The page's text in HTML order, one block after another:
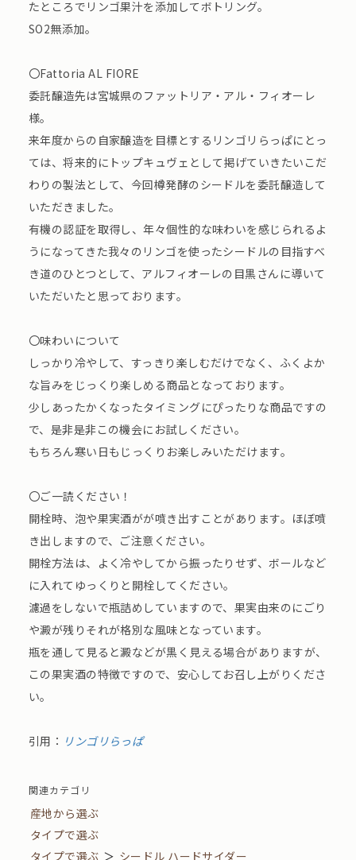
たところでリンゴ果汁を添加してボトリング。
SO2無添加。
〇Fattoria AL FIORE
委託醸造先は宮城県のファットリア・アル・フィオーレ
様。
来年度からの自家醸造を目標とするリンゴリらっぱにとっ
ては、将来的にトップキュヴェとして掲げていきたいこだ
わりの製法として、今回樽発酵のシードルを委託醸造して
いただきました。
有機の認証を取得し、年々個性的な味わいを感じられるよ
うになってきた我々のリンゴを使ったシードルの目指すべ
き道のひとつとして、アルフィオーレの目黒さんに導いて
いただいたと思っております。
〇味わいについて
しっかり冷やして、すっきり楽しむだけでなく、ふくよか
な旨みをじっくり楽しめる商品となっております。
少しあったかくなったタイミングにぴったりな商品ですの
で、是非是非この機会にお試しください。
もちろん寒い日もじっくりお楽しみいただけます。
〇ご一読ください！
開栓時、泡や果実酒がが噴き出すことがあります。ほぼ噴
き出しますので、ご注意ください。
開栓方法は、よく冷やしてから振ったりせず、ボールなど
に入れてゆっくりと開栓してください。
濾過をしないで瓶詰めしていますので、果実由来のにごり
や澱が残りそれが格別な風味となっています。
瓶を通して見ると澱などが黒く見える場合がありますが、
この果実酒の特徴ですので、安心してお召し上がりくださ
い。
引用： リンゴリらっぱ
関連カテゴリ
産地から選ぶ
タイプで選ぶ
タイプで選ぶ ＞ シードル ハードサイダー